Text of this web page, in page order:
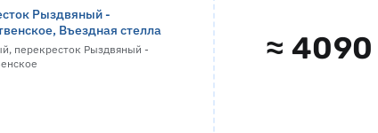
Рыздвяный -
Въездная стелла
перекресток Рыздвяный -
≈ 4090